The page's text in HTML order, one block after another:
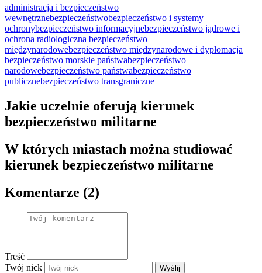
administracja i bezpieczeństwo
wewnętrznebezpieczeństwobezpieczeństwo i systemy
ochronybezpieczeństwo informacyjnebezpieczeństwo jądrowe i
ochrona radiologiczna bezpieczeństwo
międzynarodowebezpieczeństwo międzynarodowe i dyplomacja
bezpieczeństwo morskie państwabezpieczeństwo
narodowebezpieczeństwo państwabezpieczeństwo
publicznebezpieczeństwo transgraniczne
Jakie uczelnie oferują kierunek
bezpieczeństwo militarne
W których miastach można studiować
kierunek bezpieczeństwo militarne
Komentarze (2)
Treść
Twój nick
Wyślij